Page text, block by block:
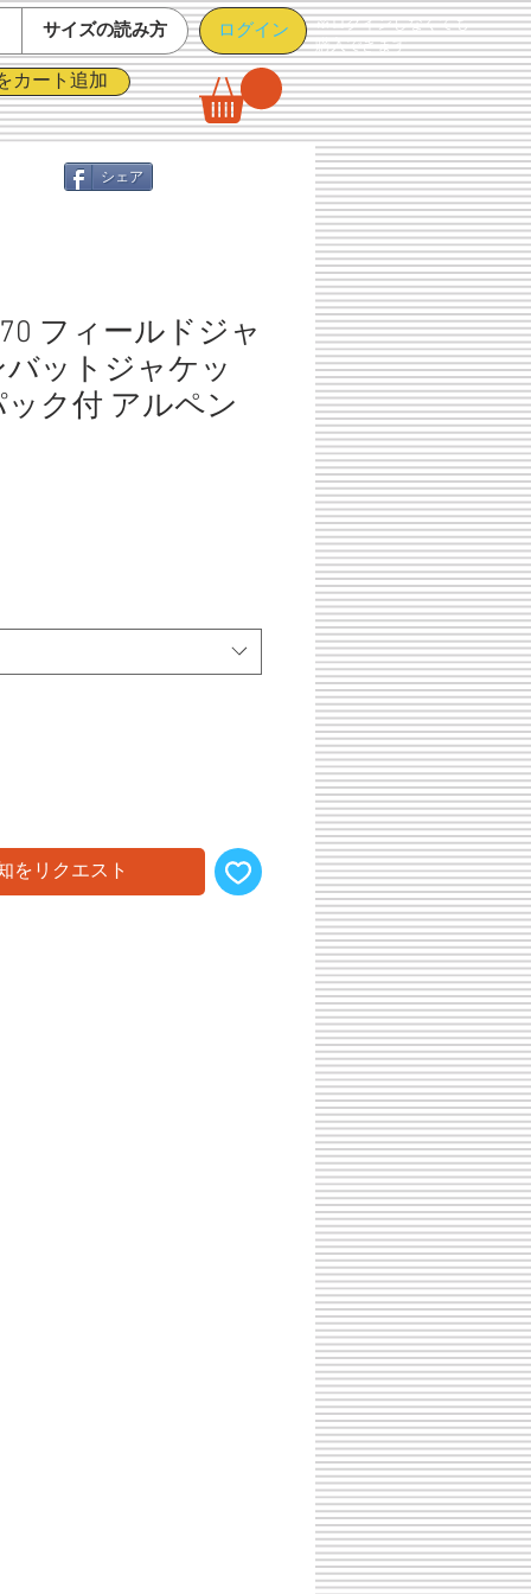
サイズの読み方
カート追加
ログイン
※ログインしなくても
購入できます
フィールドジャ
ットジャケッ
ク付 アルペン
をリクエスト
シェア